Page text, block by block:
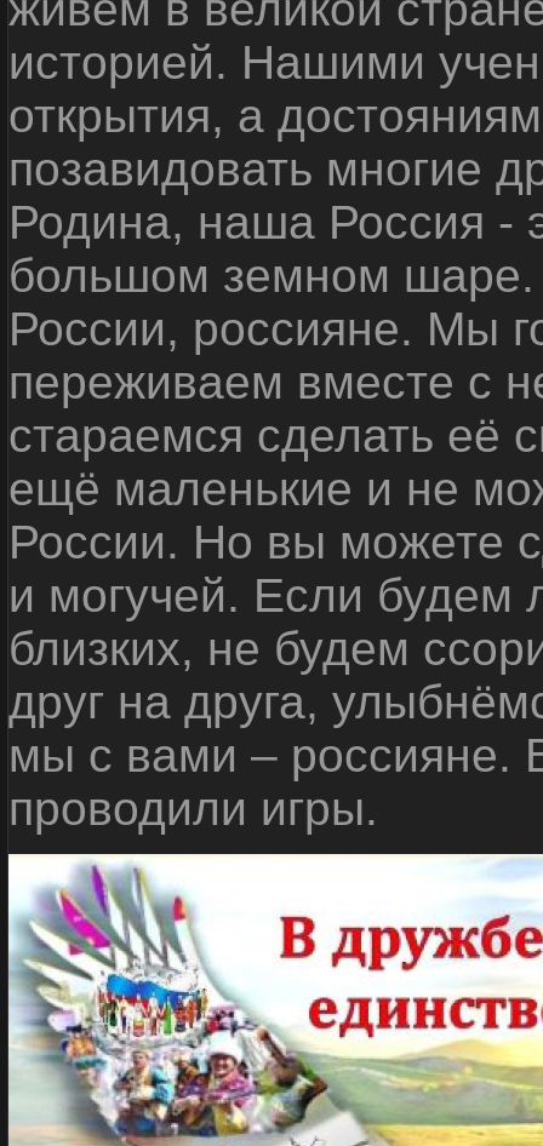
историей. Нашими
открытия, а
позавидовать многие
Родина, наша Россия -
большом земном
России, россияне. Мы
переживаем вместе с
стараемся сделать её
ещё маленькие и не
России. Но вы можете
и могучей. Если будем
близких, не будем
друг на друга,
мы с вами – россияне.
проводили игры.